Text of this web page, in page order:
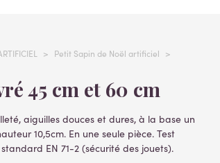
> Petit Sapin de Noël artificiel
>
45 cm et 60 cm
aiguilles douces et dures, à la base un
10,5cm. En une seule pièce. Test
EN 71-2 (sécurité des jouets).